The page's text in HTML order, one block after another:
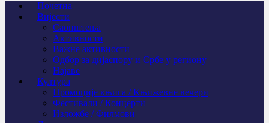
Почетна
Вијести
Саопштења
Активности
Важне активности
Одбор за дијаспору и Србе у региону
Најаве
Култура
Промоције књига / Књижевне вечери
Фестивали / Концерти
Изложбе / Филмови